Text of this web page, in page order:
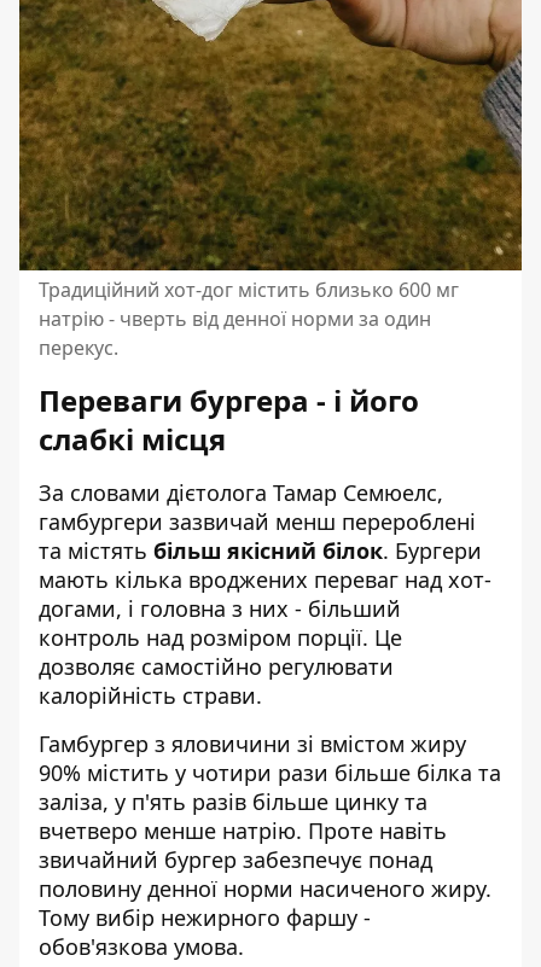
Традиційний хот-дог містить близько 600 мг
натрію - чверть від денної норми за один
перекус.
Переваги бургера - і його
слабкі місця
За словами дієтолога Тамар Семюелс,
гамбургери зазвичай менш перероблені
та містять більш якісний білок. Бургери
мають кілька вроджених переваг над хот-
догами, і головна з них - більший
контроль над розміром порції. Це
дозволяє самостійно регулювати
калорійність страви.
Гамбургер з яловичини зі вмістом жиру
90% містить у чотири рази більше білка та
заліза, у п'ять разів більше цинку та
вчетверо менше натрію. Проте навіть
звичайний бургер забезпечує понад
половину денної норми насиченого жиру.
Тому вибір нежирного фаршу -
обов'язкова умова.